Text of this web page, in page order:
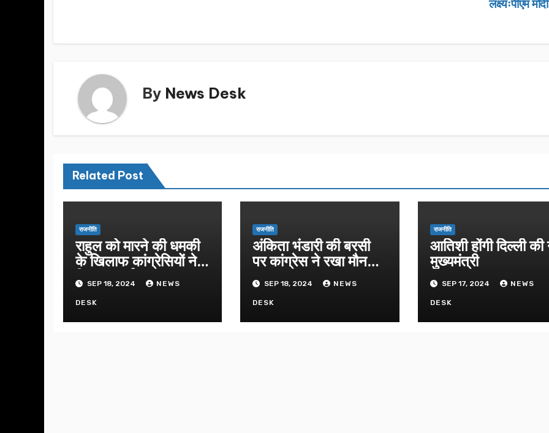
o n
लक्ष्यःपीएम मोदी
By News Desk
Related Post
राजनीति
राहुल को मारने की धमकी
के खिलाफ कांग्रेसियों ने
किया प्रदर्शन
SEP 18, 2024 NEWS
DESK
राजनीति
अंकिता भंडारी की बरसी
पर कांग्रेस ने रखा मौन
उपवास
SEP 18, 2024 NEWS
DESK
राजनीति
आतिशी होंगी दिल्ली
मुख्यमंत्री
SEP 17, 2024 NEWS
DESK
JANUARY